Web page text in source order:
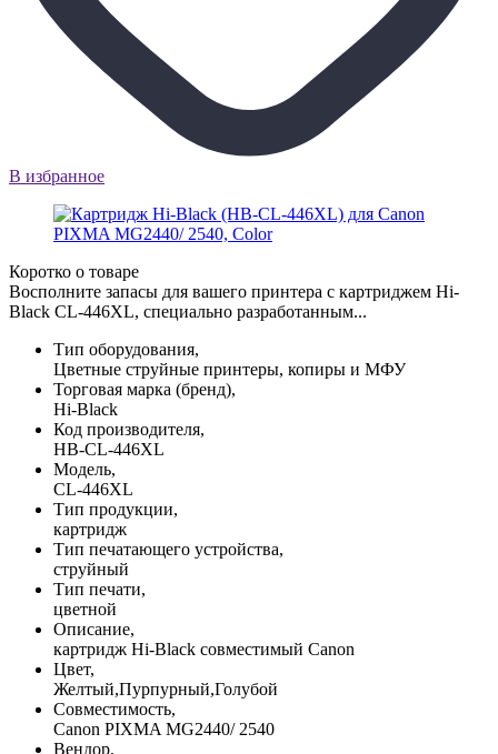
В избранное
Коротко о товаре
Восполните запасы для вашего принтера с картриджем Hi-
Black CL-446XL, специально разработанным...
Тип оборудования,
Цветные струйные принтеры, копиры и МФУ
Торговая марка (бренд),
Hi-Black
Код производителя,
HB-CL-446XL
Модель,
CL-446XL
Тип продукции,
картридж
Тип печатающего устройства,
струйный
Тип печати,
цветной
Описание,
картридж Hi-Black совместимый Canon
Цвет,
Желтый,Пурпурный,Голубой
Совместимость,
Canon PIXMA MG2440/ 2540
Вендор,